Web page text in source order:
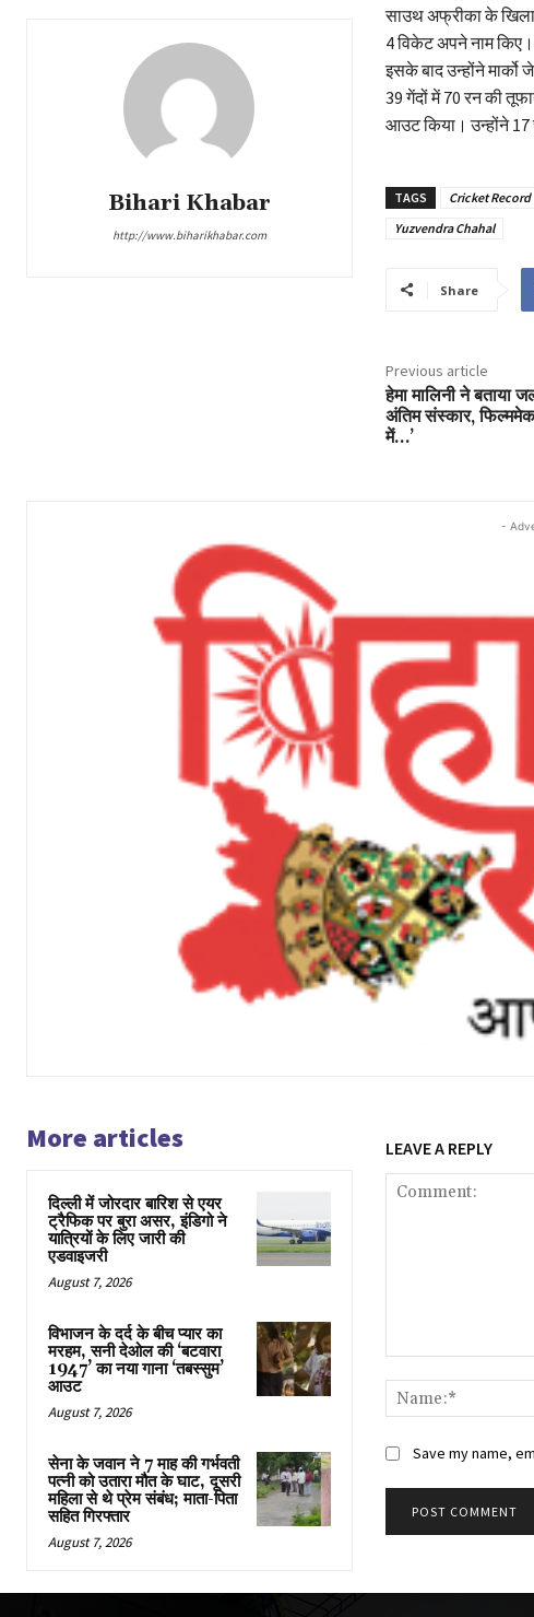
Bihari Khabar
http://www.biharikhabar.com
साउथ अफ्रीका के
4 विकेट अपने नाम
इसके बाद उन्होंने
39 गेंदों में 70 रन की
आउट किया। उन्होंने 17
TAGS Cricket Record
Yuzvendra Chahal
Share
Previous article
हेमा मालिनी ने बताया
अंतिम संस्कार,
में…’
-
More articles
दिल्ली में जोरदार बारिश से एयर
ट्रैफिक पर बुरा असर, इंडिगो ने
यात्रियों के लिए जारी की
एडवाइजरी
August 7, 2026
विभाजन के दर्द के बीच प्यार का
मरहम, सनी देओल की ‘बटवारा
1947’ का नया गाना ‘तबस्सुम’
आउट
August 7, 2026
सेना के जवान ने 7 माह की गर्भवती
पत्नी को उतारा मौत के घाट, दूसरी
महिला से थे प्रेम संबंध; माता-पिता
सहित गिरफ्तार
August 7, 2026
LEAVE A REPLY
Save my name,